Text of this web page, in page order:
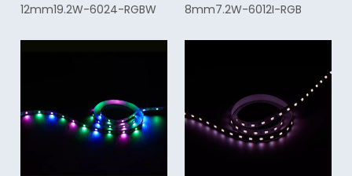
12mm19.2W-6024-RGBW
8mm7.2W-6012I-RGB